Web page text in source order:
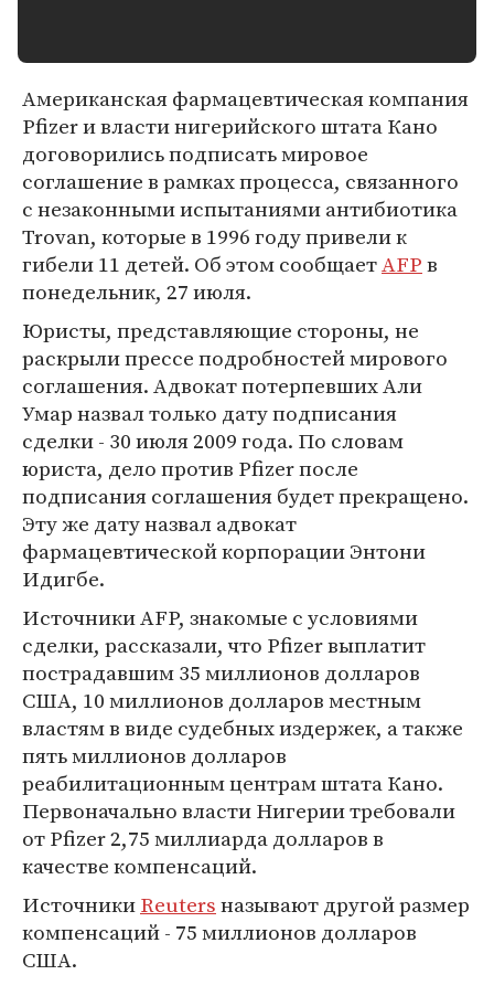
Американская фармацевтическая компания
Pfizer и власти нигерийского штата Кано
договорились подписать мировое
соглашение в рамках процесса, связанного
с незаконными испытаниями антибиотика
Trovan, которые в 1996 году привели к
гибели 11 детей. Об этом сообщаетAFPв
понедельник, 27 июля.
Юристы, представляющие стороны, не
раскрыли прессе подробностей мирового
соглашения. Адвокат потерпевших Али
Умар назвал только дату подписания
сделки - 30 июля 2009 года. По словам
юриста, дело против Pfizer после
подписания соглашения будет прекращено.
Эту же дату назвал адвокат
фармацевтической корпорации Энтони
Идигбе.
Источники AFP, знакомые с условиями
сделки, рассказали, что Pfizer выплатит
пострадавшим 35 миллионов долларов
США, 10 миллионов долларов местным
властям в виде судебных издержек, а также
пять миллионов долларов
реабилитационным центрам штата Кано.
Первоначально власти Нигерии требовали
от Pfizer 2,75 миллиарда долларов в
качестве компенсаций.
ИсточникиReutersназывают другой размер
компенсаций - 75 миллионов долларов
США.